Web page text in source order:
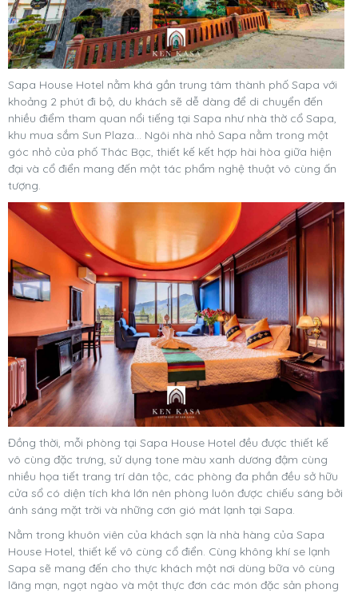
Sapa House Hotel nằm khá gần trung tâm thành phố Sapa với
khoảng 2 phút đi bộ, du khách sẽ dễ dàng để di chuyển đến
nhiều điểm tham quan nổi tiếng tại Sapa như nhà thờ cổ Sapa,
khu mua sắm Sun Plaza... Ngôi nhà nhỏ Sapa nằm trong một
góc nhỏ của phố Thác Bạc, thiết kế kết hợp hài hòa giữa hiện
đại và cổ điển mang đến một tác phẩm nghệ thuật vô cùng ấn
tượng.
Đồng thời, mỗi phòng tại Sapa House Hotel đều được thiết kế
vô cùng đặc trưng, sử dụng tone màu xanh dương đậm cùng
nhiều họa tiết trang trí dân tộc, các phòng đa phần đều sở hữu
cửa sổ có diện tích khá lớn nên phòng luôn được chiếu sáng bởi
ánh sáng mặt trời và những cơn gió mát lạnh tại Sapa.
Nằm trong khuôn viên của khách sạn là nhà hàng của Sapa
House Hotel, thiết kế vô cùng cổ điển. Cùng không khí se lạnh
Sapa sẽ mang đến cho thực khách một nơi dùng bữa vô cùng
lãng mạn, ngọt ngào và một thực đơn các món đặc sản phong